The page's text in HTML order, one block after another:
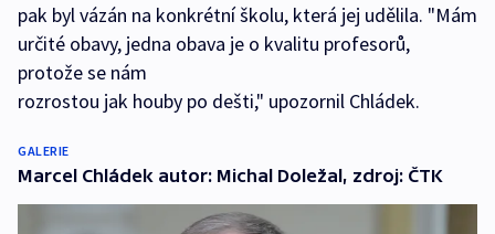
pak byl vázán na konkrétní školu, která jej udělila. "Mám
určité obavy, jedna obava je o kvalitu profesorů,
protože se nám
rozrostou jak houby po dešti," upozornil Chládek.
GALERIE
Marcel Chládek autor: Michal Doležal, zdroj: ČTK